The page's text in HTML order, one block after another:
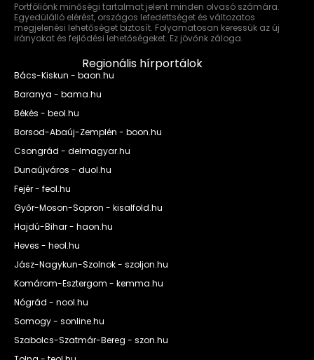
Portfóliónk minőségi tartalmat jelent minden olvasó számára.
Egyedülálló elérést, országos lefedettséget és változatos
megjelenési lehetőséget biztosít. Folyamatosan keressük az új
irányokat és fejlődési lehetőségeket. Ez jövőnk záloga.
Regionális hírportálok
Bács-Kiskun - baon.hu
Baranya - bama.hu
Békés - beol.hu
Borsod-Abaúj-Zemplén - boon.hu
Csongrád - delmagyar.hu
Dunaújváros - duol.hu
Fejér - feol.hu
Győr-Moson-Sopron - kisalfold.hu
Hajdú-Bihar - haon.hu
Heves - heol.hu
Jász-Nagykun-Szolnok - szoljon.hu
Komárom-Esztergom - kemma.hu
Nógrád - nool.hu
Somogy - sonline.hu
Szabolcs-Szatmár-Bereg - szon.hu